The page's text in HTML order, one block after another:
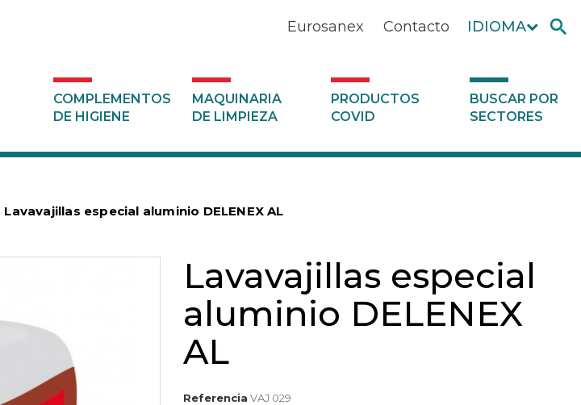
IDIOMA
Contacto
Eurosanex
COMPLEMENTOS
DE HIGIENE
MAQUINARIA
DE LIMPIEZA
PRODUCTOS
COVID
BUSCAR POR
SECTORES
Lavavajillas especial aluminio DELENEX AL
Lavavajillas especial
aluminio DELENEX
AL
Referencia VAJ 029